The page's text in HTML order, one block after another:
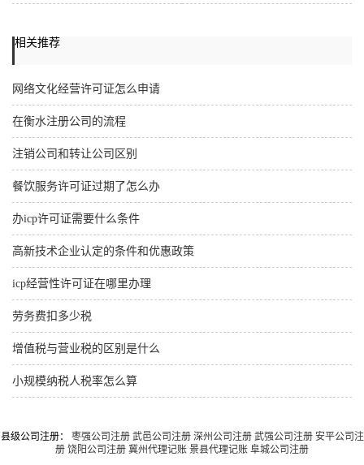
相关推荐
网络文化经营许可证怎么申请
在衡水注册公司的流程
注销公司和转让公司区别
餐饮服务许可证过期了怎么办
办icp许可证需要什么条件
高新技术企业认定的条件和优惠政策
icp经营性许可证在哪里办理
劳务费扣多少税
增值税与营业税的区别是什么
小规模纳税人税率怎么算
县级公司注册： 枣强公司注册 武邑公司注册 深州公司注册 武强公司注册 安平公司注
册 饶阳公司注册 冀州代理记账 景县代理记账 阜城公司注册